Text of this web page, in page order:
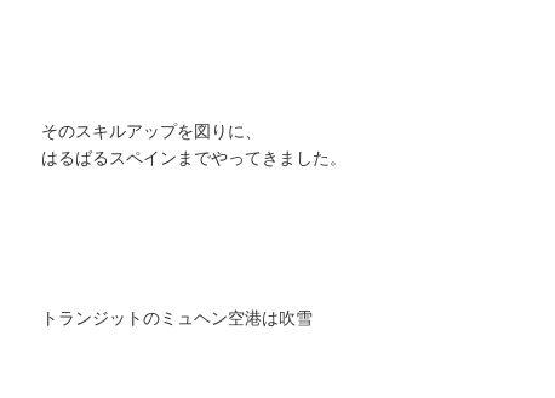
そのスキルアップを図りに、
はるばるスペインまでやってきました。
トランジットのミュヘン空港は吹雪